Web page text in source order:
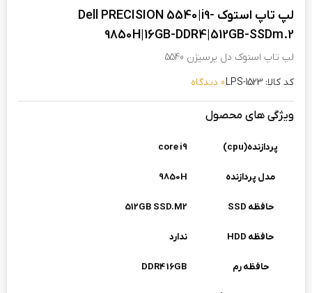
لپ تاپ استوک Dell PRECISION 5540|i9-
9850H|16GB-DDR4|512GB-SSDm.2
لپ تاپ استوک دل پرسیژن 5540
کد کالا: LPS-1523
0 دیدگاه
ویژگی های محصول
پردازنده(cpu)
مدل پردازنده
حافظه SSD
حافظه HDD ندارد
حافظه رم